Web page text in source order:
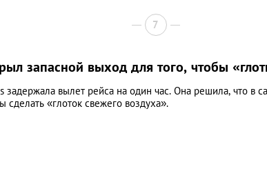
7
запасной выход для того, чтобы
вылет рейса на один час. Она решила, что в
«глоток свежего воздуха».